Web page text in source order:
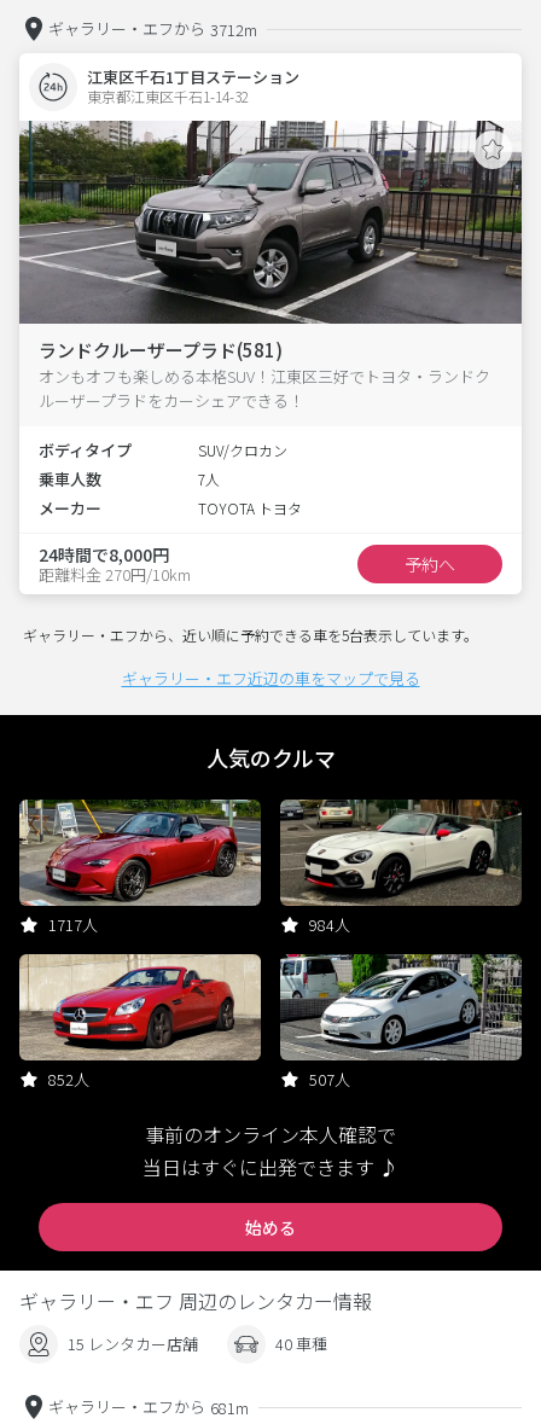
ギャラリー・エフから 3712m
江東区千石1丁目ステーション
東京都江東区千石1-14-32
ランドクルーザープラド(581)
オンもオフも楽しめる本格SUV！江東区三好でトヨタ・ランドク
ルーザープラドをカーシェアできる！
ボディタイプ SUV/クロカン
乗車人数 7人
メーカー TOYOTA トヨタ
24時間で8,000円
距離料金 270円/10km 予約へ
ギャラリー・エフから、近い順に予約できる車を5台表示しています。
ギャラリー・エフ近辺の車をマップで見る
人気のクルマ
1717人 984人
852人 507人
事前のオンライン本人確認で
当日はすぐに出発できます ♪
始める
ギャラリー・エフ 周辺のレンタカー情報
15 レンタカー店舗 40 車種
ギャラリー・エフから 681m